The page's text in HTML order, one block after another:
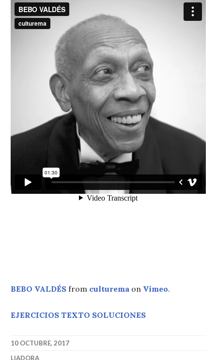
BEBO VALDÉS from culturema on Vimeo.
EJERCICIOS TEXTO SOLUCIONES
10 OCTUBRE, 2017
LIADORA